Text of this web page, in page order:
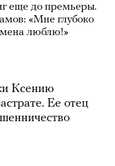
еще до премьеры.
«Мне глубоко
люблю!»
Ксению
Ее отец